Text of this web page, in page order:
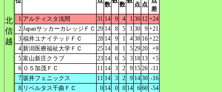
北
信
越
数
数
点 点
差
1 アルティスタ浅間 31 14 9 4 1 36 12 +24
2 JapanサッカーカレッジＦＣ 29 14 8 5 1 30 9 +21
3 福井ユナイテッドＦＣ 28 14 9 1 4 38 16 +22
4 新潟医療福祉大学ＦＣ 25 14 8 1 5 29 20
+9
5 富山新庄クラブ 23 14 6 5 3 18 13
+5
6 ０５加茂ＦＣ 11 14 3 2 9 15 26 -11
7 坂井フェニックス 11 14 3 2 9 14 30 -16
8 リベルタス千曲ＦＣ 0 14 0 0 14 6 60 -54